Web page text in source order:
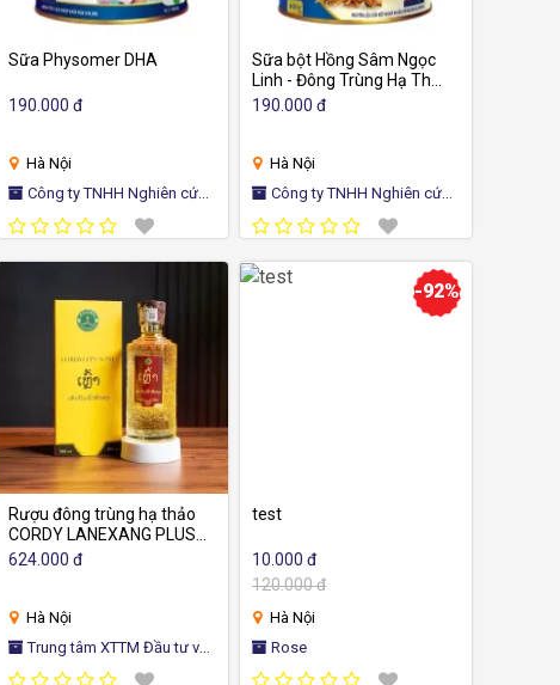
Sữa Physomer DHA
190.000 đ
Hà Nội
Công ty TNHH Nghiên cứu
và Phát triển dược phẩm Thái
Dương
Sữa bột Hồng Sâm Ngọc
Linh - Đông Trùng Hạ Thảo
Gold
190.000 đ
Hà Nội
Công ty TNHH Nghiên cứu
và Phát triển dược phẩm Thái
Dương
Rượu đông trùng hạ thảo
CORDY LANEXANG PLUS
cao cấp - VIVINA cam kết
180mg-1.6/100g.
624.000 đ
Hà Nội
Trung tâm XTTM Đầu tư và
Hỗ trợ Chuyển đổi số Quốc gia
-92%
test
10.000 đ
120.000 đ
Hà Nội
Rose